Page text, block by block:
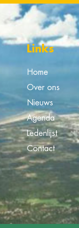
Links
Home
Over ons
Nieuws
Agenda
Ledenlijst
Contact